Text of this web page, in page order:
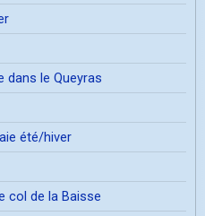
dans le Queyras
été/hiver
col de la Baisse